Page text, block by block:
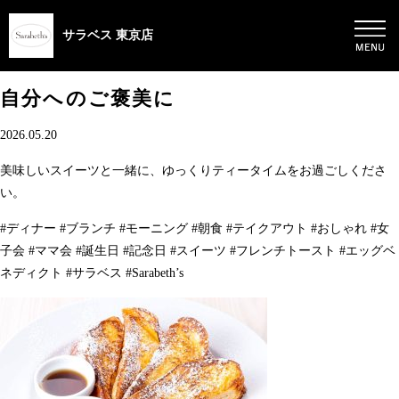
サラベス 東京店
自分へのご褒美に
2026.05.20
美味しいスイーツと一緒に、ゆっくりティータイムをお過ごしくださ
い。
#ディナー #ブランチ #モーニング #朝食 #テイクアウト #おしゃれ #女
子会 #ママ会 #誕生日 #記念日 #スイーツ #フレンチトースト #エッグベ
ネディクト #サラベス #Sarabeth’s